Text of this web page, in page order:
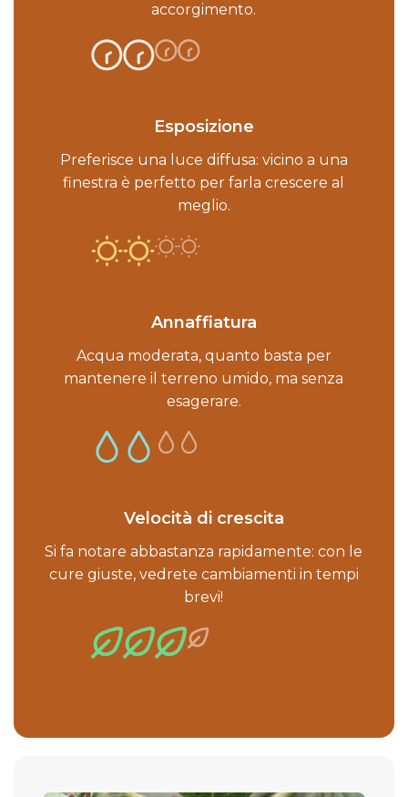
accorgimento.
Esposizione
Preferisce una luce diffusa: vicino a una
finestra è perfetto per farla crescere al
meglio.
Annaffiatura
Acqua moderata, quanto basta per
mantenere il terreno umido, ma senza
esagerare.
Velocità di crescita
Si fa notare abbastanza rapidamente: con le
cure giuste, vedrete cambiamenti in tempi
brevi!